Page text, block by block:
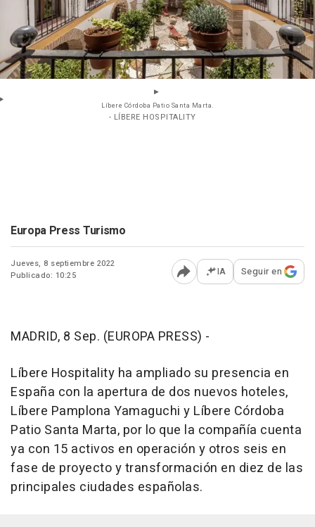
Líbere Córdoba Patio Santa Marta.
- LÍBERE HOSPITALITY
Europa Press Turismo
Jueves, 8 septiembre 2022
Publicado: 10:25
Abrir opciones para
IA Seguir en
MADRID, 8 Sep. (EUROPA PRESS) -
Líbere Hospitality ha ampliado su presencia en
España con la apertura de dos nuevos hoteles,
Líbere Pamplona Yamaguchi y Líbere Córdoba
Patio Santa Marta, por lo que la compañía cuenta
ya con 15 activos en operación y otros seis en
fase de proyecto y transformación en diez de las
principales ciudades españolas.